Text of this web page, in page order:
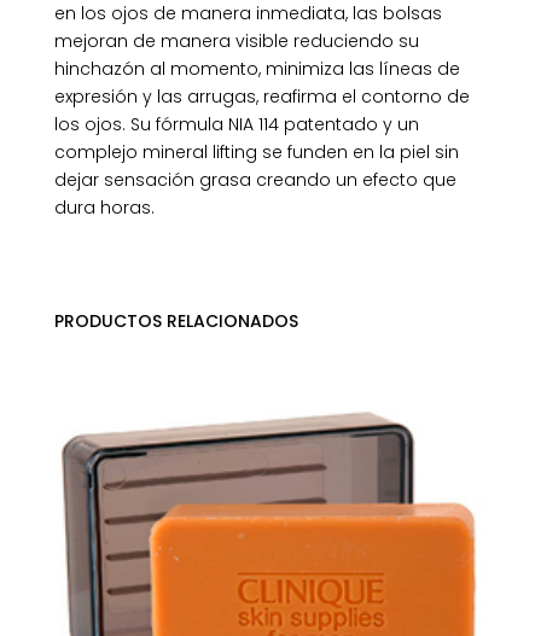
en los ojos de manera inmediata, las bolsas
mejoran de manera visible reduciendo su
hinchazón al momento, minimiza las líneas de
expresión y las arrugas, reafirma el contorno de
los ojos. Su fórmula NIA 114 patentado y un
complejo mineral lifting se funden en la piel sin
dejar sensación grasa creando un efecto que
dura horas.
PRODUCTOS RELACIONADOS